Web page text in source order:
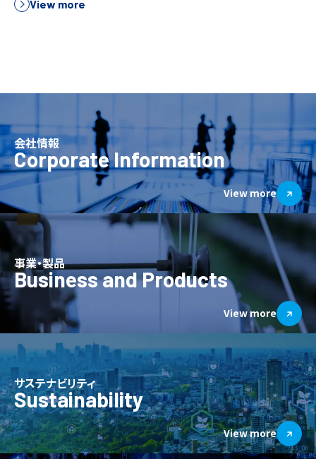
View more
会社情報
Corporate Information
View more
事業・製品
Business and Products
View more
サステナビリティ
Sustainability
View more